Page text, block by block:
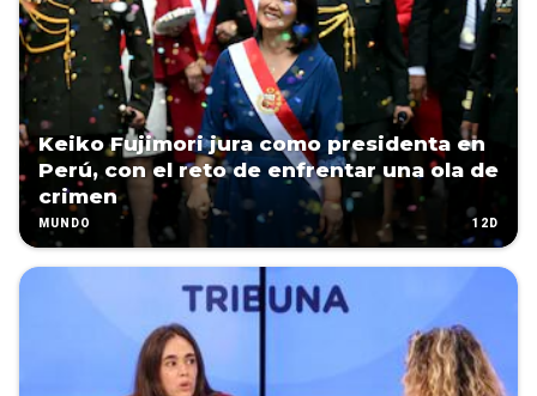
Keiko Fujimori jura como presidenta en
Perú, con el reto de enfrentar una ola de
crimen
MUNDO 12D